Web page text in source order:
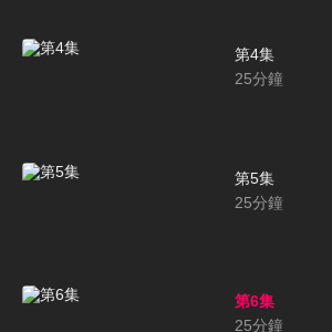
第4集
25分鐘
第5集
25分鐘
第6集
25分鐘